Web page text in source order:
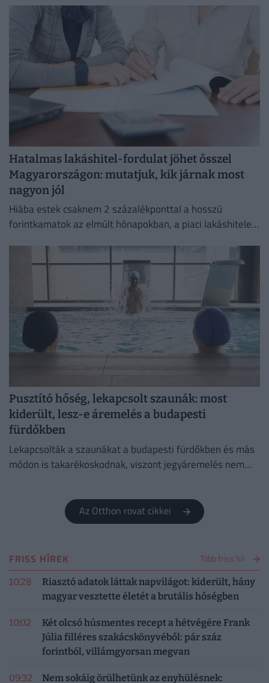
Hatalmas lakáshitel-fordulat jöhet ősszel
Magyarországon: mutatjuk, kik járnak most
nagyon jól
Hiába estek csaknem 2 százalékponttal a hosszú
forintkamatok az elmúlt hónapokban, a piaci lakáshitelek
Pusztító hőség, lekapcsolt szaunák: most
kiderült, lesz-e áremelés a budapesti
fürdőkben
Lekapcsolták a szaunákat a budapesti fürdőkben és más
módon is takarékoskodnak, viszont jegyáremelés nem
Az Otthon rovat cikkei
FRISS HÍREK Több friss hír
10:28
Riasztó adatok láttak napvilágot: kiderült, hány
magyar vesztette életét a brutális hőségben
10:02
Két olcsó húsmentes recept a hétvégére Frank
Júlia filléres szakácskönyvéből: pár száz
forintból, villámgyorsan megvan
09:32 Nem sokáig örülhetünk az enyhülésnek: